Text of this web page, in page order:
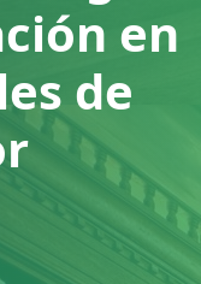
en
de